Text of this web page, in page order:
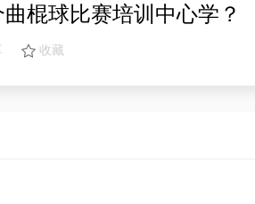
棍球比赛培训中心学？
收藏